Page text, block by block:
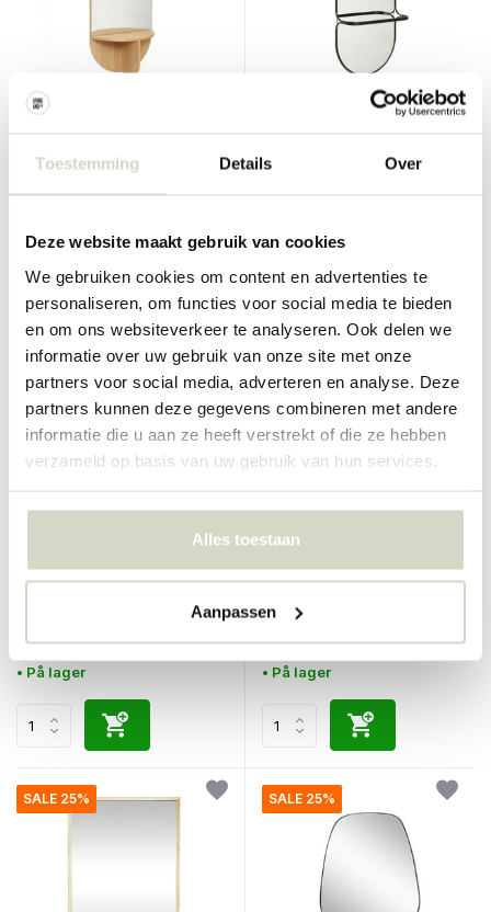
Toestemming Details Over
Deze website maakt gebruik van cookies
We gebruiken cookies om content en advertenties te
personaliseren, om functies voor social media te bieden
en om ons websiteverkeer te analyseren. Ook delen we
informatie over uw gebruik van onze site met onze
partners voor social media, adverteren en analyse. Deze
partners kunnen deze gegevens combineren met andere
informatie die u aan ze heeft verstrekt of die ze hebben
verzameld op basis van uw gebruik van hun services.
Alles toestaan
Aanpassen
Hubsch
€195,00
Inkl. mva
SALE 25%
Veggspeil metall - messing
Inkl. mva
• På lager
SALE 25%
Vegg speil rundt eik - Copy
€190,00
Inkl. mva
• På lager
SALE 25% SALE 25%